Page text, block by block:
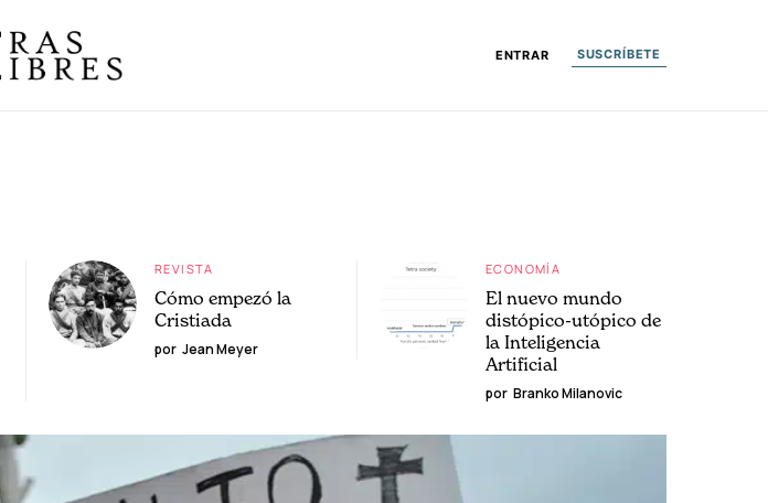
ENTRAR SUSCRÍBETE
REVISTA
Cómo empezó la
Cristiada
por Jean Meyer
ECONOMÍA
El nuevo mundo
distópico-utópico de
la Inteligencia
Artificial
por Branko Milanovic